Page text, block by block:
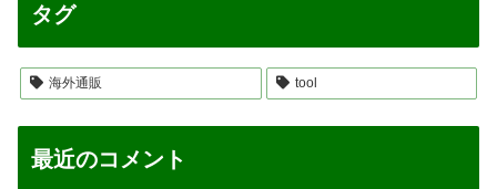
タグ
海外通販 tool
最近のコメント